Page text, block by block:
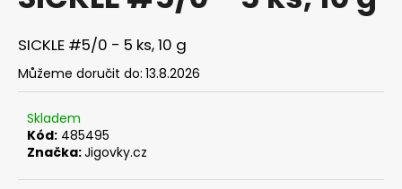
z
5
hvězdiček.
SICKLE #5/0 - 5 ks, 10 g
Můžeme doručit do: 13.8.2026
Skladem
Kód: 485495
Značka:Jigovky.cz
j
í
t
?